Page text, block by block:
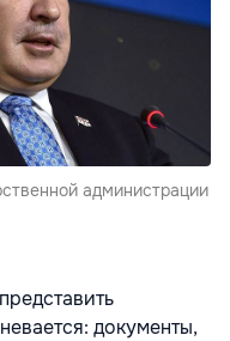
администрации
документы,